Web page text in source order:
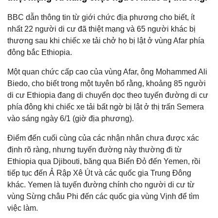
BBC dẫn thông tin từ giới chức địa phương cho biết, ít
nhất 22 người di cư đã thiệt mạng và 65 người khác bị
thương sau khi chiếc xe tải chở họ bị lật ở vùng Afar phía
đông bắc Ethiopia.
Một quan chức cấp cao của vùng Afar, ông Mohammed Ali
Biedo, cho biết trong một tuyên bố rằng, khoảng 85 người
di cư Ethiopia đang di chuyển dọc theo tuyến đường di cư
phía đông khi chiếc xe tải bất ngờ bị lật ở thị trấn Semera
vào sáng ngày 6/1 (giờ địa phương).
Điểm đến cuối cùng của các nhận nhân chưa được xác
định rõ ràng, nhưng tuyến đường này thường đi từ
Ethiopia qua Djibouti, băng qua Biển Đỏ đến Yemen, rồi
tiếp tục đến Ả Rập Xê Út và các quốc gia Trung Đông
khác. Yemen là tuyến đường chính cho người di cư từ
vùng Sừng châu Phi đến các quốc gia vùng Vịnh để tìm
việc làm.